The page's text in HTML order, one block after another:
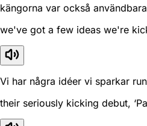
kängorna var också
we've got a few ideas we're
Vi har några idéer vi sparkar
their seriously kicking debut,